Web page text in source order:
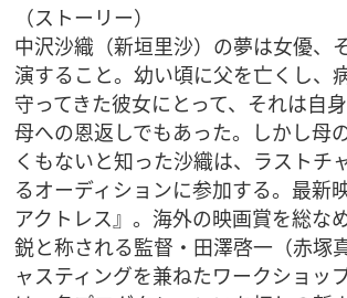
（ストーリー）
中沢沙織（新垣里沙）の夢は女優、
演すること。幼い頃に父を亡くし、
守ってきた彼女にとって、それは自
母への恩返しでもあった。しかし母
くもないと知った沙織は、ラストチ
るオーディションに参加する。最新
アクトレス』。海外の映画賞を総な
鋭と称される監督・田澤啓一（赤塚
ャスティングを兼ねたワークショッ